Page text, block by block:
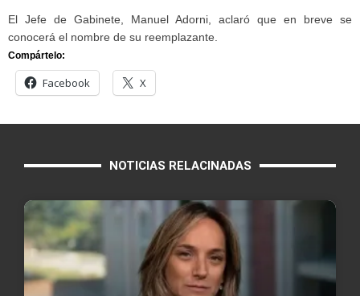
El Jefe de Gabinete, Manuel Adorni, aclaró que en breve se
conocerá el nombre de su reemplazante.
Compártelo:
Facebook X
NOTICIAS RELACINADAS